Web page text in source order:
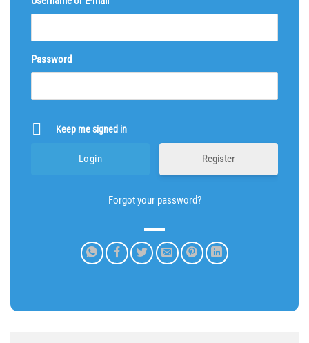
Password
Keep me signed in
Register
Forgot your password?